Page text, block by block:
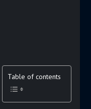
Table of contents